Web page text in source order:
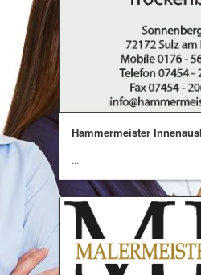
Hammermeister
...